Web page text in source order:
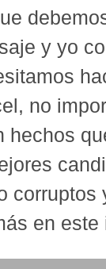
y yo
no
hechos
en